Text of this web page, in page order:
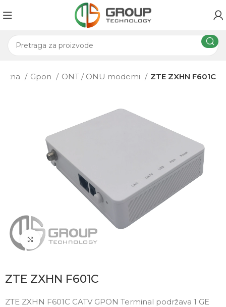
Gpon ONT / ONU modemi ZTE ZXHN F601C
Click to enlarge
ZTE ZXHN F601C
ZTE ZXHN F601C CATV GPON Terminal podržava 1 GE